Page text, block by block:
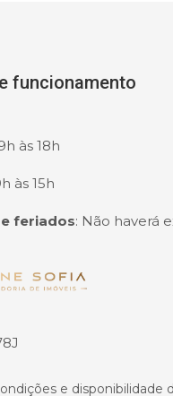
funcionamento
às 18h
às 15h
feriados: Não haverá
e disponibilidade